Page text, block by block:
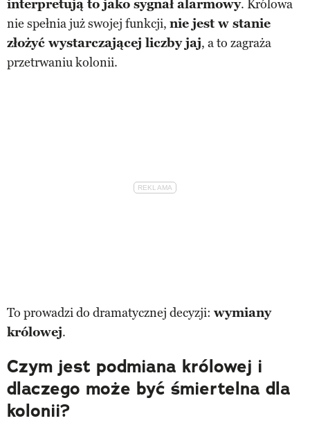
interpretują to jako sygnał alarmowy. Królowa
nie spełnia już swojej funkcji, nie jest w stanie
złożyć wystarczającej liczby jaj, a to zagraża
przetrwaniu kolonii.
To prowadzi do dramatycznej decyzji: wymiany
królowej.
Czym jest podmiana królowej i
dlaczego może być śmiertelna dla
kolonii?